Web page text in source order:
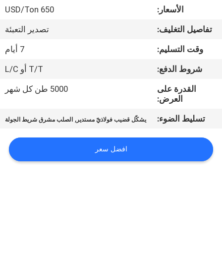
مراقبة
الجودة
اتصل
أخبار
حالات
الأسعار:
650 USD/Ton
تفاصيل التغليف:
تصدير التعبئة
وقت التسليم:
7 أيام
شروط الدفع:
T/T أو L/C
القدرة على
العرض:
5000 طن كل شهر
تسليط الضوء: يشكّل قضيب فولاذيّ مستدير , الصلب مشرق شريط الجولة
افضل سعر